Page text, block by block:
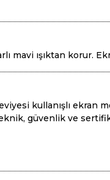
mavi ışıktan korur.
kullanışlı
güvenlik ve